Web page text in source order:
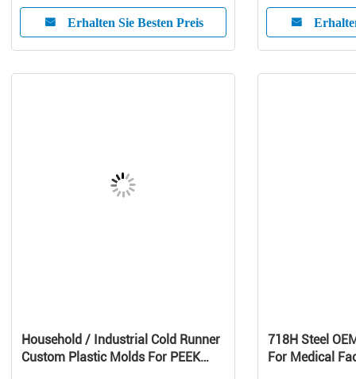
Erhalten Sie Besten Preis
Household / Industrial Cold Runner
Custom Plastic Molds For PEEK
718H Steel
For Medical